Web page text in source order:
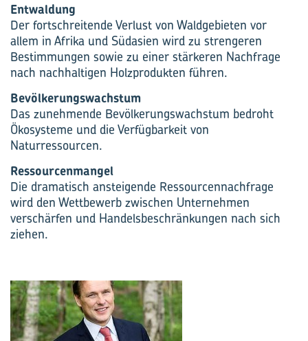
Entwaldung
Der fortschreitende Verlust von Waldgebieten vor
allem in Afrika und Südasien wird zu strengeren
Bestimmungen sowie zu einer stärkeren Nachfrage
nach nachhaltigen Holzprodukten führen.
Bevölkerungswachstum
Das zunehmende Bevölkerungswachstum bedroht
Ökosysteme und die Verfügbarkeit von
Naturressourcen.
Ressourcenmangel
Die dramatisch ansteigende Ressourcennachfrage
wird den Wettbewerb zwischen Unternehmen
verschärfen und Handelsbeschränkungen nach sich
ziehen.